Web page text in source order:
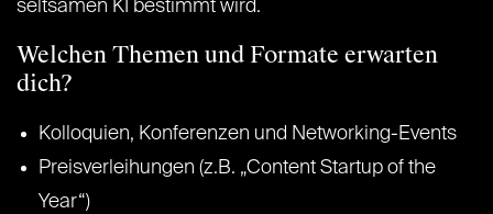
seltsamen KI bestimmt wird.
Welchen Themen und Formate erwarten
dich?
Kolloquien, Konferenzen und Networking-Events
Preisverleihungen (z.B. „Content Startup of the
Year“)